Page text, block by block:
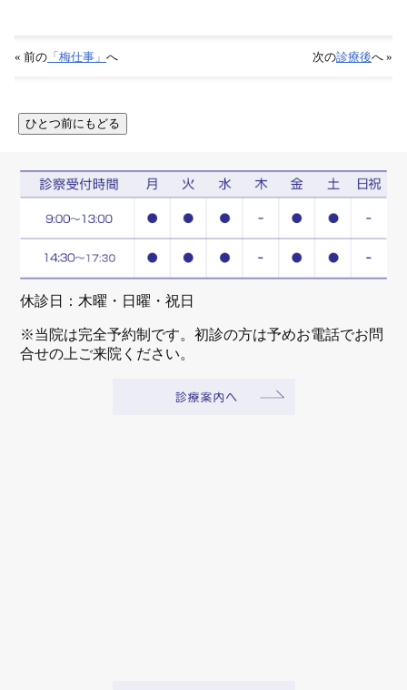
« 前の 「梅仕事」 へ 次の診療後へ »
休診日：木曜・日曜・祝日
※当院は完全予約制です。初診の方は予めお電話でお問
合せの上ご来院ください。